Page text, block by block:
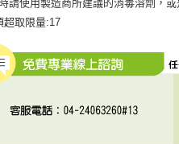
請使用製造商所建議的消毒溶劑，
超取限量:17